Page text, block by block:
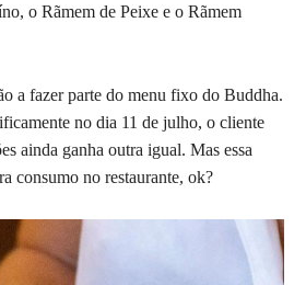
o Rãmem de Peixe e o Rãmem
a fazer parte do menu fixo do Buddha.
no dia 11 de julho, o cliente
ainda ganha outra igual. Mas essa
consumo no restaurante, ok?